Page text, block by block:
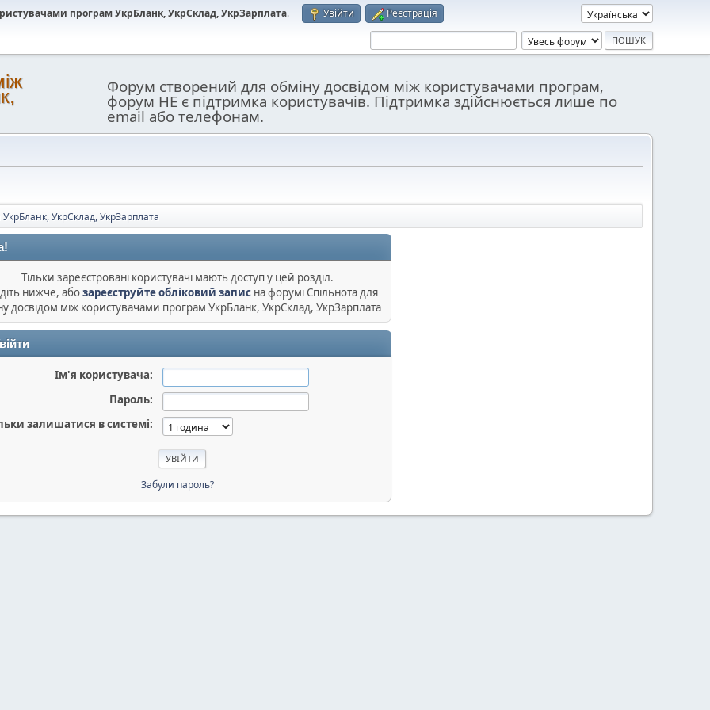
програм УкрБланк, УкрСклад, УкрЗарплата. Увійти Реєстрація
Форум створений для обміну досвідом між користувачами програм,
форум НЕ є підтримка користувачів. Підтримка здійснюється лише по
email або телефонам.
УкрСклад, УкрЗарплата
Тільки зареєстровані користувачі мають доступ у цей розділ.
нижче, абозареєструйте обліковий записна форумі Спільнота для
досвідом між користувачами програм УкрБланк, УкрСклад, УкрЗарплата
Ім'я користувача:
Пароль:
залишатися в системі:
Забули пароль?